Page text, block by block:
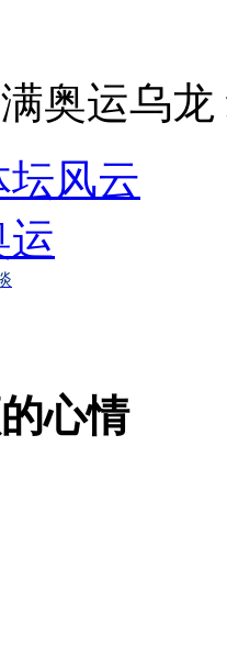
情
运乌龙
坛风云
运
心情